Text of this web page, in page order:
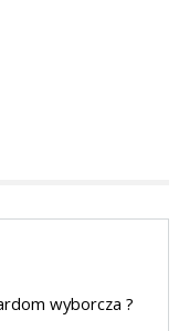
wyborcza ?